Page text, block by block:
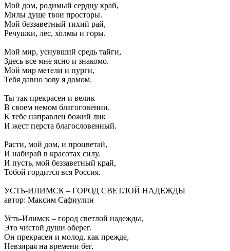
Мой дом, родимый сердцу край,
Милы душе твои просторы.
Мой беззаветный тихий рай,
Речушки, лес, холмы и горы.
Мой мир, уснувший средь тайги,
Здесь все мне ясно и знакомо.
Мой мир метели и пурги,
Тебя давно зову я домом.
Ты так прекрасен и велик
В своем немом благоговении.
К тебе направлен божий лик
И жест перста благословенный.
Расти, мой дом, и процветай,
И набирай в красотах силу.
И пусть, мой беззаветный край,
Тобой гордится вся Россия.
УСТЬ-ИЛИМСК – ГОРОД СВЕТЛОЙ НАДЕЖДЫ
автор: Максим Сафиулин
Усть-Илимск – город светлой надежды,
Это чистой души оберег.
Он прекрасен и молод, как прежде,
Невзирая на времени бег.